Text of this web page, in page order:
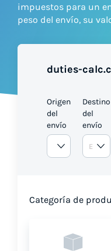
Integrations
Pricing
impuestos para un
peso del envío, su
duties-
Origen
del
envío
Destino
del
envío
Categoría de